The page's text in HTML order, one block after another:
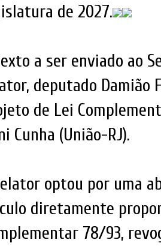
de 2027.
a ser enviado ao
deputado Damião
de Lei
Cunha (União-RJ).
optou por uma
diretamente
78/93,